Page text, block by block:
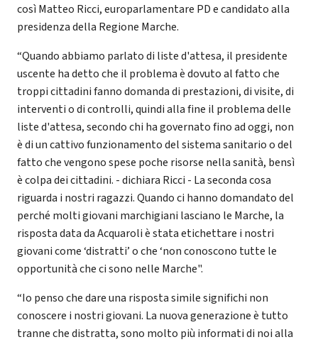
così Matteo Ricci, europarlamentare PD e candidato alla
presidenza della Regione Marche.
“Quando abbiamo parlato di liste d'attesa, il presidente
uscente ha detto che il problema è dovuto al fatto che
troppi cittadini fanno domanda di prestazioni, di visite, di
interventi o di controlli, quindi alla fine il problema delle
liste d'attesa, secondo chi ha governato fino ad oggi, non
è di un cattivo funzionamento del sistema sanitario o del
fatto che vengono spese poche risorse nella sanità, bensì
è colpa dei cittadini. - dichiara Ricci - La seconda cosa
riguarda i nostri ragazzi. Quando ci hanno domandato del
perché molti giovani marchigiani lasciano le Marche, la
risposta data da Acquaroli è stata etichettare i nostri
giovani come ‘distratti’ o che ‘non conoscono tutte le
opportunità che ci sono nelle Marche".
“Io penso che dare una risposta simile significhi non
conoscere i nostri giovani. La nuova generazione è tutto
tranne che distratta, sono molto più informati di noi alla